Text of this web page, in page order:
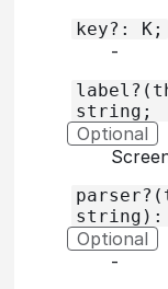
key?: K;
‐
string;
Optional
string):
Optional
‐